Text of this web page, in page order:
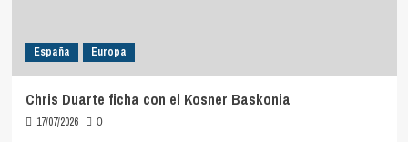
España Europa
Chris Duarte ficha con el Kosner Baskonia
17/07/2026 0